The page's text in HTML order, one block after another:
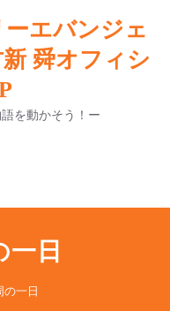
エバンジェ
舜オフィシ
を動かそう！ー
一日
の一日